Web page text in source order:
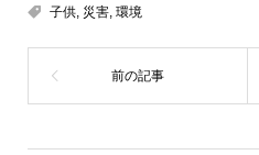
子供, 災害, 環境